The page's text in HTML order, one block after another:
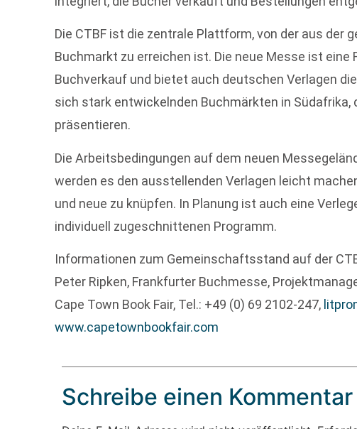
Die CTBF ist die zentrale Plattform, von der aus der
Buchmarkt zu erreichen ist. Die neue Messe ist
Buchverkauf und bietet auch deutschen Verlagen
sich stark entwickelnden Buchmärkten in Südafrika,
präsentieren.
Die Arbeitsbedingungen auf dem neuen
werden es den ausstellenden Verlagen leicht
und neue zu knüpfen. In Planung ist auch eine
individuell zugeschnittenen Programm.
Informationen zum Gemeinschaftsstand auf der
Peter Ripken, Frankfurter Buchmesse,
Cape Town Book Fair, Tel.: +49 (0) 69 2102-247,
www.capetownbookfair.com
Schreibe einen Kommentar